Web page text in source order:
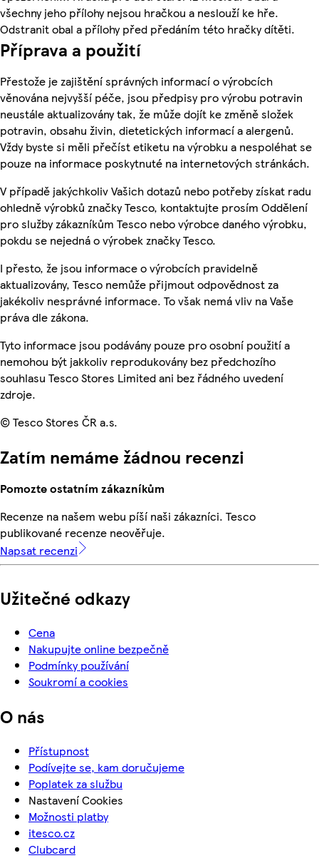
všechny jeho přílohy nejsou hračkou a neslouží ke hře.
Odstranit obal a přílohy před předáním této hračky dítěti.
Příprava a použití
Přestože je zajištění správných informací o výrobcích
věnována nejvyšší péče, jsou předpisy pro výrobu potravin
neustále aktualizovány tak, že může dojít ke změně složek
potravin, obsahu živin, dietetických informací a alergenů.
Vždy byste si měli přečíst etiketu na výrobku a nespoléhat se
pouze na informace poskytnuté na internetových stránkách.
V případě jakýchkoliv Vašich dotazů nebo potřeby získat radu
ohledně výrobků značky Tesco, kontaktujte prosím Oddělení
pro služby zákazníkům Tesco nebo výrobce daného výrobku,
pokdu se nejedná o výrobek značky Tesco.
I přesto, že jsou informace o výrobcích pravidelně
aktualizovány, Tesco nemůže přijmout odpovědnost za
jakékoliv nesprávné informace. To však nemá vliv na Vaše
práva dle zákona.
Tyto informace jsou podávány pouze pro osobní použití a
nemohou být jakkoliv reprodukovány bez předchozího
souhlasu Tesco Stores Limited ani bez řádného uvedení
zdroje.
© Tesco Stores ČR a.s.
Zatím nemáme žádnou recenzi
Pomozte ostatním zákazníkům
Recenze na našem webu píší naši zákazníci. Tesco
publikované recenze neověřuje.
Napsat recenzi
Užitečné odkazy
Cena
Nakupujte online bezpečně
Podmínky používání
Soukromí a cookies
O nás
Přístupnost
Podívejte se, kam doručujeme
Poplatek za službu
Nastavení Cookies
Možnosti platby
itesco.cz
Clubcard